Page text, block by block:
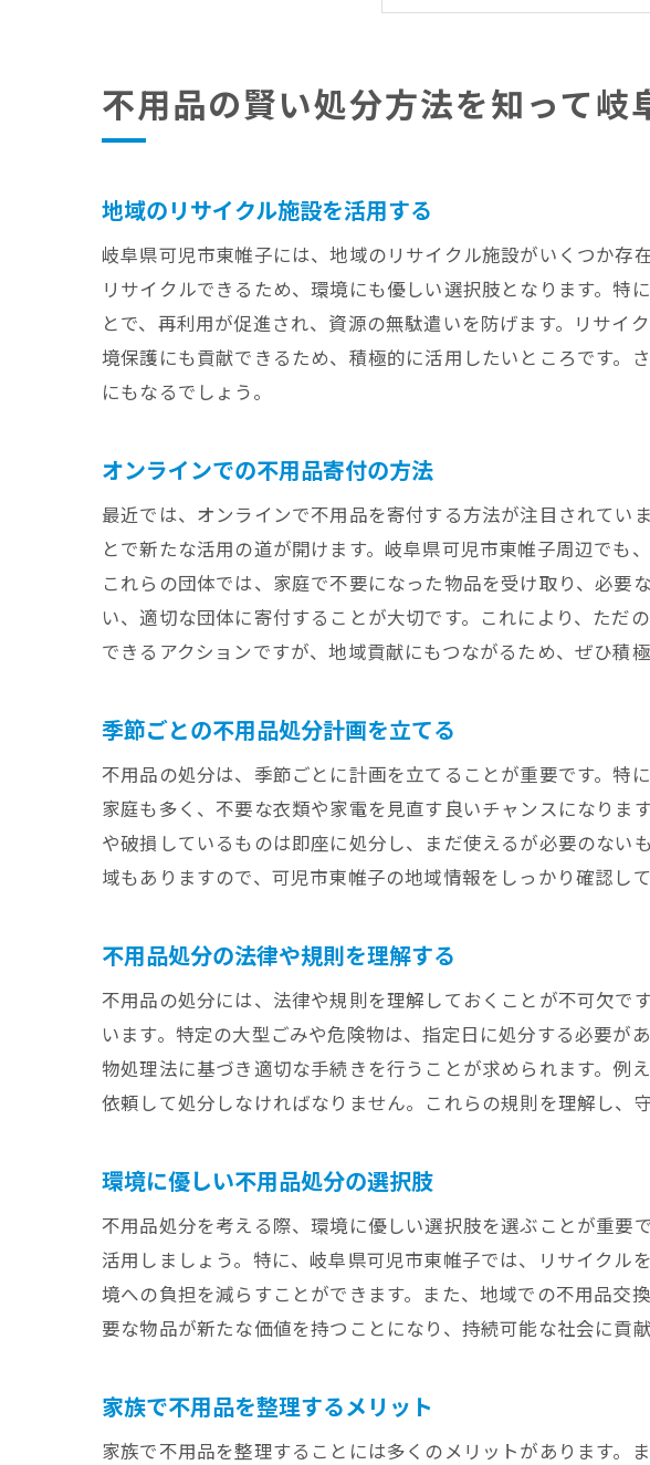
不用品処分の法律
家族で不用品を整
岐阜県可児市東帷子で
地域の不用品回収
DIYでの大型家具処
不用品処分業者の
処分前に家具を売
使用期限を超えた
残りの使用期限を
期限切れ品の安全
環境に配慮した使
岐阜県可児市東帷子で
オンライン買取サ
買取価格を最大化
買取とリサイクル
訪問時の不用品確
便利屋による不用
便利屋サービスを
岐阜県可児市東帷子で
リサイクル可能な
地域のリサイクル
リサイクルショッ
リサイクルに必要
不用品の賢い処分方法を知って
地域のリサイクル施設を活用する
岐阜県可児市東帷子には、地域のリサイクル施設がいくつか存
リサイクルできるため、環境にも優しい選択肢となります。
とで、再利用が促進され、資源の無駄遣いを防げます。リサ
境保護にも貢献できるため、積極的に活用したいところです。
にもなるでしょう。
オンラインでの不用品寄付の方法
最近では、オンラインで不用品を寄付する方法が注目されてい
とで新たな活用の道が開けます。岐阜県可児市東帷子周辺でも
これらの団体では、家庭で不要になった物品を受け取り、必
い、適切な団体に寄付することが大切です。これにより、ただ
できるアクションですが、地域貢献にもつながるため、ぜひ積
季節ごとの不用品処分計画を立てる
不用品の処分は、季節ごとに計画を立てることが重要です。特
家庭も多く、不要な衣類や家電を見直す良いチャンスになりま
や破損しているものは即座に処分し、まだ使えるが必要のな
域もありますので、可児市東帷子の地域情報をしっかり確認し
不用品処分の法律や規則を理解する
不用品の処分には、法律や規則を理解しておくことが不可欠で
います。特定の大型ごみや危険物は、指定日に処分する必要
物処理法に基づき適切な手続きを行うことが求められます。例
依頼して処分しなければなりません。これらの規則を理解し、
環境に優しい不用品処分の選択肢
不用品処分を考える際、環境に優しい選択肢を選ぶことが重要
活用しましょう。特に、岐阜県可児市東帷子では、リサイクル
境への負担を減らすことができます。また、地域での不用品交
要な物品が新たな価値を持つことになり、持続可能な社会に貢
家族で不用品を整理するメリット
家族で不用品を整理することには多くのメリットがあります。